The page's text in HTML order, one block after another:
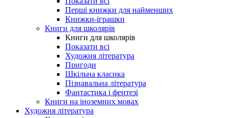
Перші книжки для найменших
Книжки-іграшки
Книги для школярів
Книги для школярів
Показати всі
Художня література
Пригоди
Шкільна класика
Пізнавальна література
Фантастика і фентезі
Книги на іноземних мовах
Художня література